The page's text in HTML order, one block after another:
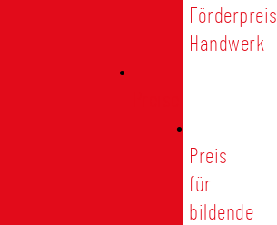
Förderpreis
Handwerk
Preis
für
bildende